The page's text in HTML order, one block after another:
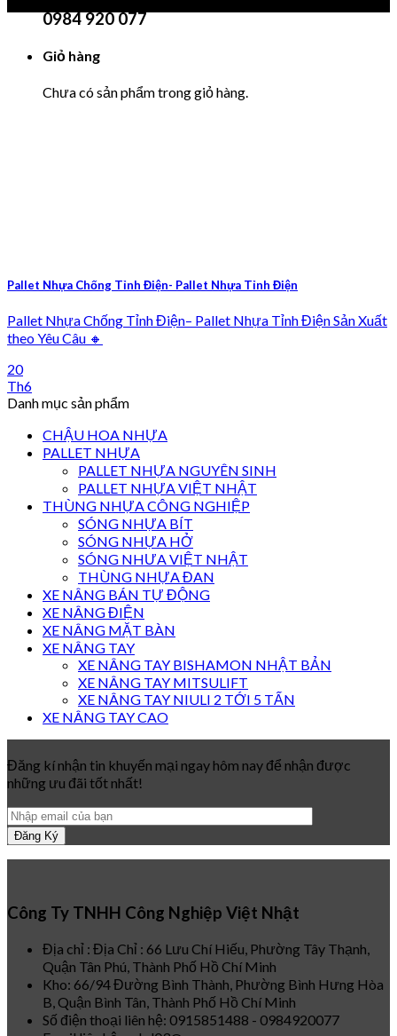
0984 920 077
Giỏ hàng
Chưa có sản phẩm trong giỏ hàng.
Pallet Nhựa Chống Tỉnh Điện- Pallet Nhựa Tỉnh Điện
Pallet Nhựa Chống Tỉnh Điện– Pallet Nhựa Tỉnh Điện Sản Xuất
theo Yêu Câu 🔸
20
Th6
Danh mục sản phẩm
CHẬU HOA NHỰA
PALLET NHỰA
PALLET NHỰA NGUYÊN SINH
PALLET NHỰA VIỆT NHẬT
THÙNG NHỰA CÔNG NGHIỆP
SÓNG NHỰA BÍT
SÓNG NHỰA HỞ
SÓNG NHƯA VIỆT NHẬT
THÙNG NHỰA ĐAN
XE NÂNG BÁN TỰ ĐỘNG
XE NÂNG ĐIỆN
XE NÂNG MẶT BÀN
XE NÂNG TAY
XE NÂNG TAY BISHAMON NHẬT BẢN
XE NÂNG TAY MITSULIFT
XE NÂNG TAY NIULI 2 TỚI 5 TẤN
XE NÂNG TAY CAO
Đăng kí nhận tin khuyến mại ngay hôm nay để nhận được
những ưu đãi tốt nhất!
Công Ty TNHH Công Nghiệp Việt Nhật
Địa chỉ : Địa Chỉ : 66 Lưu Chí Hiếu, Phường Tây Thạnh,
Quận Tân Phú, Thành Phố Hồ Chí Minh
Kho: 66/94 Đường Bình Thành, Phường Bình Hưng Hòa
B, Quận Bình Tân, Thành Phố Hồ Chí Minh
Số điện thoại liên hệ: 0915851488 - 0984920077